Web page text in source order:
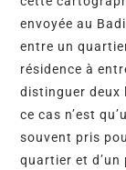
envoyée au
entre un
résidence à
distinguer
ce cas n’est
souvent pris
quartier et